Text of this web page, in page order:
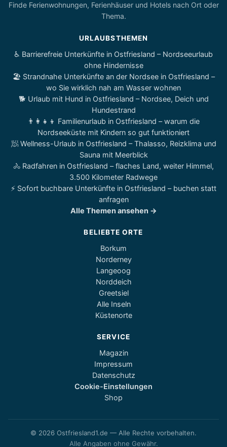
Finde Ferienwohnungen, Ferienhäuser und Hotels nach Ort oder
Thema.
URLAUBSTHEMEN
♿ Barrierefreie Unterkünfte in Ostfriesland – Nordseeurlaub
ohne Hindernisse
🏖️ Strandnahe Unterkünfte an der Nordsee in Ostfriesland –
wo Sie wirklich nah am Wasser wohnen
🐕 Urlaub mit Hund in Ostfriesland – Nordsee, Deich und
Hundestrand
👨‍👩‍👧‍👦 Familienurlaub in Ostfriesland – warum die
Nordseeküste mit Kindern so gut funktioniert
🧖 Wellness-Urlaub in Ostfriesland – Thalasso, Reizklima und
Sauna mit Meerblick
🚴 Radfahren in Ostfriesland – flaches Land, weiter Himmel,
3.500 Kilometer Radwege
⚡ Sofort buchbare Unterkünfte in Ostfriesland – buchen statt
anfragen
Alle Themen ansehen →
BELIEBTE ORTE
Borkum
Norderney
Langeoog
Norddeich
Greetsiel
Alle Inseln
Küstenorte
SERVICE
Magazin
Impressum
Datenschutz
Cookie-Einstellungen
Shop
© 2026 Ostfriesland1.de — Alle Rechte vorbehalten.
Alle Angaben ohne Gewähr.